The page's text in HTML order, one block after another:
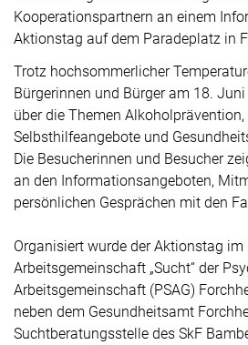
Kooperationspartnern an einem
Aktionstag auf dem Paradeplatz in
Trotz hochsommerlicher
Bürgerinnen und Bürger am 18.
über die Themen Alkoholprävention,
Selbsthilfeangebote und
Die Besucherinnen und Besucher
an den Informationsangeboten,
persönlichen Gesprächen mit den
Organisiert wurde der Aktionstag im
Arbeitsgemeinschaft „Sucht“ der
Arbeitsgemeinschaft (PSAG)
neben dem Gesundheitsamt
Suchtberatungsstelle des SkF